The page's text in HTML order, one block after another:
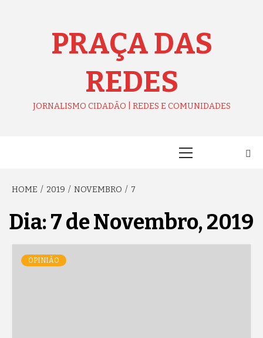
PRAÇA DAS
REDES
JORNALISMO CIDADÃO | REDES E COMUNIDADES
HOME 2019 NOVEMBRO 7
Dia:7 de Novembro, 2019
OPINIÃO